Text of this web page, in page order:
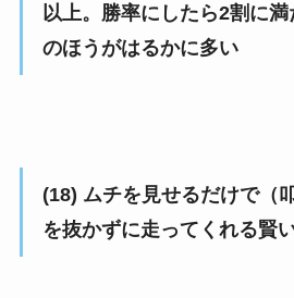
以上。勝率にしたら2割に
のほうがはるかに多い
(18) ムチを見せるだけで（
を抜かずに走ってくれる賢